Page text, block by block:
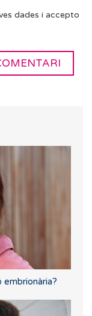
dades i accepto
embrionària?